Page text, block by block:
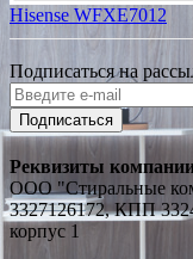
Hisense WFXE7012
Подписаться на
Подписаться
Реквизиты
ООО "Стиральные
3327126172, КПП
корпус 1